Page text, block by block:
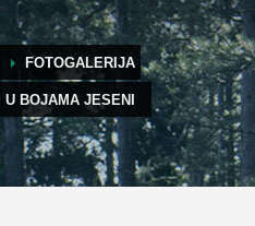
FOTOGALERIJA
BOJAMA JESENI